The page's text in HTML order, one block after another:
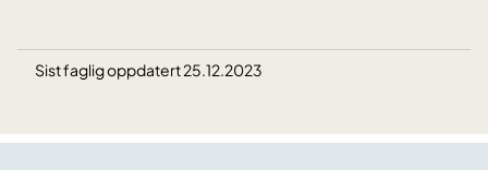
Sist faglig oppdatert 25.12.2023